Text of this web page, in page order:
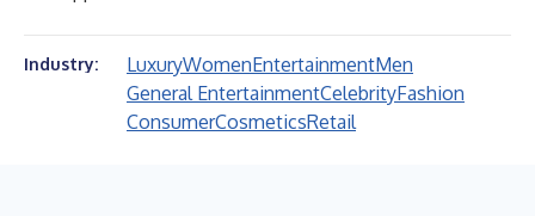
Industry: LuxuryWomenEntertainmentMen
General EntertainmentCelebrityFashion
ConsumerCosmeticsRetail